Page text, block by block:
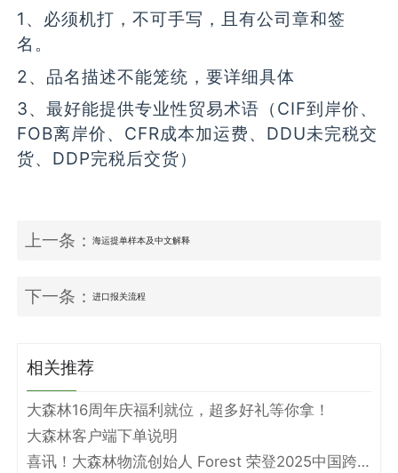
1、必须机打，不可手写，且有公司章和签
名。
2、品名描述不能笼统，要详细具体
3、最好能提供专业性贸易术语（CIF到岸价、
FOB离岸价、CFR成本加运费、DDU未完税交
货、DDP完税后交货）
上一条：海运提单样本及中文解释
下一条：进口报关流程
相关推荐
大森林16周年庆福利就位，超多好礼等你拿！
大森林客户端下单说明
喜讯！大森林物流创始人 Forest 荣登2025中国跨境电商物流名人堂！